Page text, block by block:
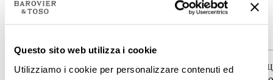
Questo sito web utilizza i cookie
Utilizziamo i cookie per personalizzare contenuti ed
5600-06
КОЛЛЕКЦИЯКОЛЛЕКЦИЯ